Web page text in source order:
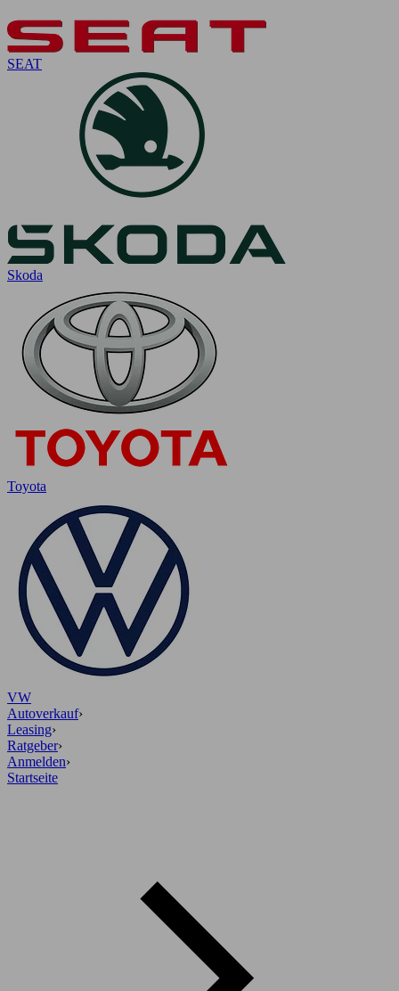
SEAT
Skoda
Toyota
VW
Autoverkauf›
Leasing›
Ratgeber›
Anmelden›
Startseite